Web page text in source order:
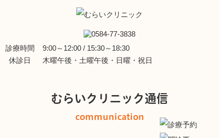
診療時間
9:00～12:00 / 15:30～18:30
休診日
木曜午後・土曜午後・日曜・祝日
むらいクリニック通信
communication